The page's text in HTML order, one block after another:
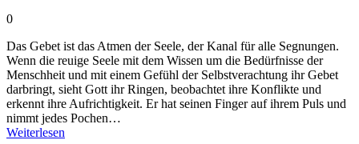
0
Das Gebet ist das Atmen der Seele, der Kanal für alle Segnungen.
Wenn die reuige Seele mit dem Wissen um die Bedürfnisse der
Menschheit und mit einem Gefühl der Selbstverachtung ihr Gebet
darbringt, sieht Gott ihr Ringen, beobachtet ihre Konflikte und
erkennt ihre Aufrichtigkeit. Er hat seinen Finger auf ihrem Puls und
nimmt jedes Pochen…
Weiterlesen